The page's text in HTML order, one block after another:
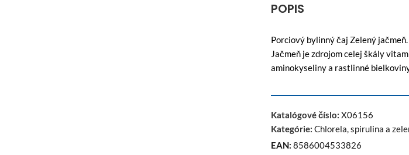
POPIS
Porciový bylinný čaj Zelený jačmeň.
Jačmeň je zdrojom celej škály
aminokyseliny a rastlinné
Katalógové číslo: X06156
Kategórie: Chlorela, spirulina a
EAN: 8586004533826